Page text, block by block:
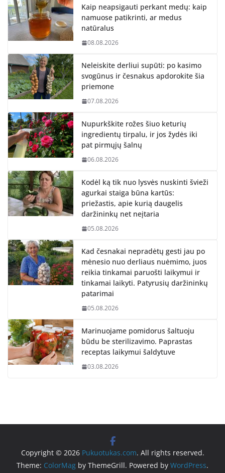
Kaip neapsigauti perkant medų: kaip
namuose patikrinti, ar medus
natūralus
08.08.2026
Neleiskite derliui supūti: po kasimo
svogūnus ir česnakus apdorokite šia
priemone
07.08.2026
Nupurkškite rožes šiuo keturių
ingredientų tirpalu, ir jos žydės iki
pat pirmųjų šalnų
06.08.2026
Kodėl ką tik nuo lysvės nuskinti švieži
agurkai staiga būna kartūs:
priežastis, apie kurią daugelis
daržininkų net neįtaria
05.08.2026
Kad česnakai nepradėtų gesti jau po
mėnesio nuo derliaus nuėmimo, juos
reikia tinkamai paruošti laikymui ir
tinkamai laikyti. Patyrusių daržininkų
patarimai
05.08.2026
Marinuojame pomidorus šaltuoju
būdu be sterilizavimo. Paprastas
receptas laikymui šaldytuve
03.08.2026
Copyright © 2026 Pukuotukas.com. All rights reserved.
Theme: ColorMag by ThemeGrill. Powered by WordPress.